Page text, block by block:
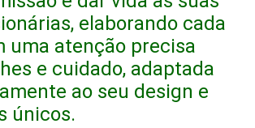
casa
apartamentos
clubes comerciais
elaborando cada
uma atenção precisa
e cuidado, adaptada
ao seu design e
únicos.